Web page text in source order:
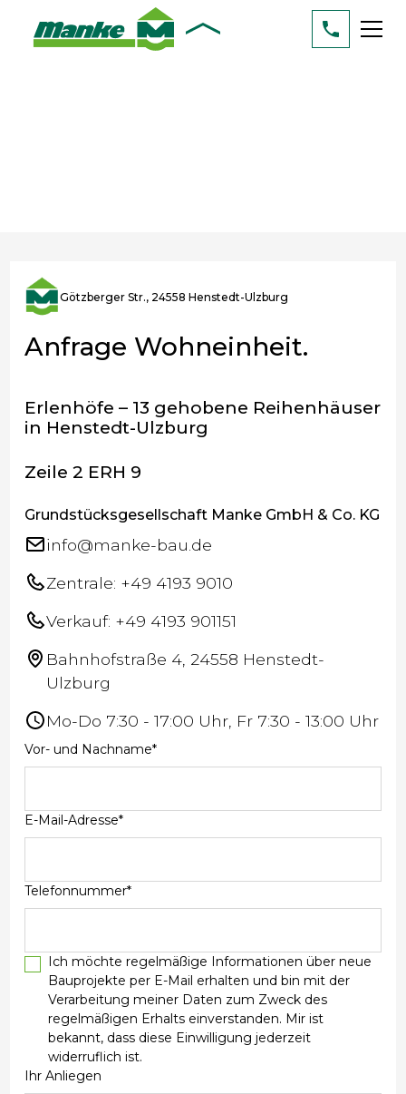
Götzberger Str., 24558 Henstedt-Ulzburg
Anfrage Wohneinheit.
Erlenhöfe – 13 gehobene Reihenhäuser
in Henstedt-Ulzburg
Zeile 2 ERH 9
Grundstücksgesellschaft Manke GmbH & Co. KG
info@manke-bau.de
Zentrale: +49 4193 9010
Verkauf: +49 4193 901151
Bahnhofstraße 4, 24558 Henstedt-
Ulzburg
Mo-Do 7:30 - 17:00 Uhr, Fr 7:30 - 13:00 Uhr
Vor- und Nachname*
E-Mail-Adresse*
Telefonnummer*
Ich möchte regelmäßige Informationen über neue
Bauprojekte per E-Mail erhalten und bin mit der
Verarbeitung meiner Daten zum Zweck des
regelmäßigen Erhalts einverstanden. Mir ist
bekannt, dass diese Einwilligung jederzeit
widerruflich ist.
Ihr Anliegen